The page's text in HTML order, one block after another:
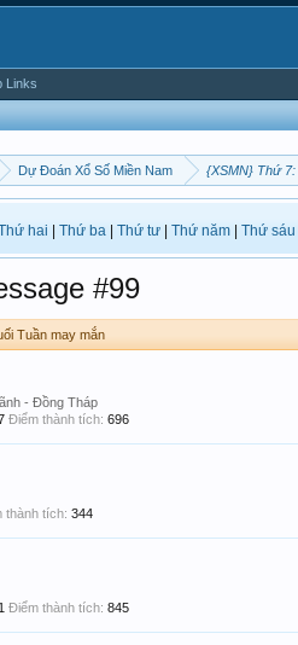
Dự Đoán Xổ Số Miền Nam {XSMN} Thứ 7:
hai Thứ ba Thứ tư Thứ năm Thứ sáu
#99
Tuần may mắn
- Đồng Tháp
Điểm thành tích: 696
thành tích: 344
Điểm thành tích: 845
Links